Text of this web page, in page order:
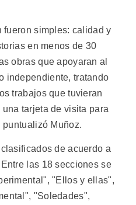
fueron simples: calidad y
en menos de 30
obras que apoyaran al
independiente, tratando
trabajos que tuvieran
tarjeta de visita para
Muñoz.
de acuerdo a
las 18 secciones se
"Ellos y ellas",
"Soledades",